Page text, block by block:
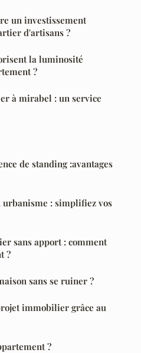
un investissement
d'artisans ?
la luminosité
?
à mirabel : un service
de standing :avantages
urbanisme : simplifiez vos
sans apport : comment
?
sans se ruiner ?
immobilier grâce au
?